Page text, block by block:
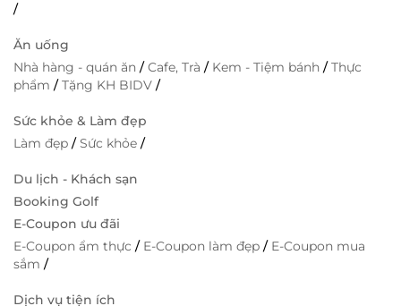
/
Ăn uống
Nhà hàng - quán ăn /Cafe, Trà / Kem - Tiệm bánh /Thực
phẩm /Tặng KH BIDV /
Sức khỏe & Làm đẹp
Làm đẹp /Sức khỏe /
Du lịch - Khách sạn
Booking Golf
E-Coupon ưu đãi
E-Coupon ẩm thực / E-Coupon làm đẹp / E-Coupon mua
sắm /
Dịch vụ tiện ích